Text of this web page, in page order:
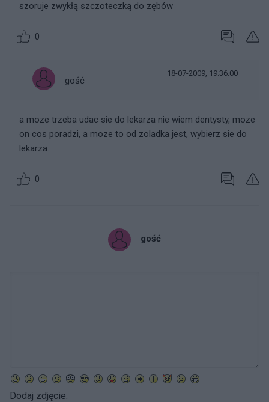
szoruje zwykłą szczoteczką do zębów
0
gość
18-07-2009, 19:36:00
a moze trzeba udac sie do lekarza nie wiem dentysty, moze
on cos poradzi, a moze to od zoladka jest, wybierz sie do
lekarza.
0
gość
Dodaj zdjęcie: